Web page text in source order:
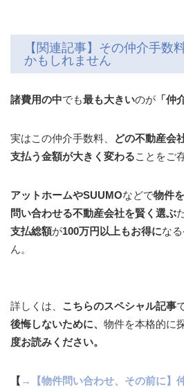
【関連記事】その仲介手数
かもしれません
諸費用の中でも最も大きいのが 「仲
実はこの仲介手数料、
どの不動産会
支払う金額が大きく変わることをご
アットホームやSUUMOなどで物件
問い合わせる不動産会社を賢く選ぶ
支払総額が100万円以上もお得にな
ん。
詳しくは、 こちらのスペシャル記事
後悔しないために、 物件を本格的に
度お読みください。
【 →【物件問い合わせ、その前に】